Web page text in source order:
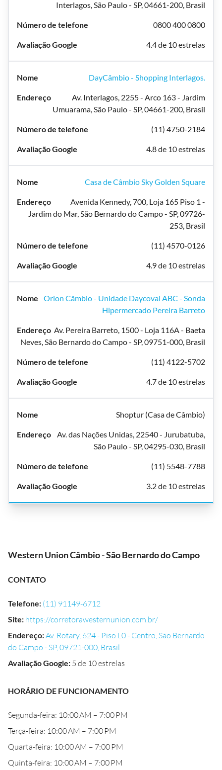
Interlagos, São Paulo - SP, 04661-200, Brasil
0800 400 0800
4.4 de 10 estrelas
DayCâmbio - Shopping Interlagos.
Av. Interlagos, 2255 - Arco 163 - Jardim
Umuarama, São Paulo - SP, 04661-200, Brasil
(11) 4750-2184
4.8 de 10 estrelas
Casa de Câmbio Sky Golden Square
Avenida Kennedy, 700, Loja 165 Piso 1 -
Jardim do Mar, São Bernardo do Campo - SP, 09726-
253, Brasil
(11) 4570-0126
4.9 de 10 estrelas
Orion Câmbio - Unidade Daycoval ABC - Sonda
Hipermercado Pereira Barreto
Av. Pereira Barreto, 1500 - Loja 116A - Baeta
Neves, São Bernardo do Campo - SP, 09751-000, Brasil
(11) 4122-5702
4.7 de 10 estrelas
Shoptur (Casa de Câmbio)
Av. das Nações Unidas, 22540 - Jurubatuba,
São Paulo - SP, 04295-030, Brasil
(11) 5548-7788
3.2 de 10 estrelas
Western Union Câmbio - São Bernardo do Campo
CONTATO
Telefone: (11) 91149-6712
Site: https://corretorawesternunion.com.br/
Endereço:Av. Rotary, 624 - Piso L0 - Centro, São Bernardo
do Campo - SP, 09721-000, Brasil
Avaliação Google: 5 de 10 estrelas
HORÁRIO DE FUNCIONAMENTO
Segunda-feira: 10:00 AM – 7:00 PM
Terça-feira: 10:00 AM – 7:00 PM
Quarta-feira: 10:00 AM – 7:00 PM
Quinta-feira: 10:00 AM – 7:00 PM